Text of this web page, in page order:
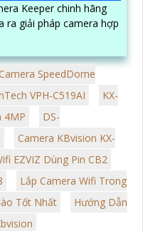
Keeper chinh hãng
ra giải pháp camera hợp
SpeedDome
VPH-C519AI
KX-
4MP
DS-
Camera KBvision KX-
EZVIZ Dùng Pin CB2
Lắp Camera Wifi Trong
Tốt Nhất
Hướng Dẫn